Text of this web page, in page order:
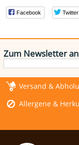
Facebook Twitter
Zum Newsletter
Versand &
Allergene &